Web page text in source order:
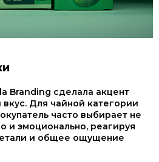
Branding сделала акцент
вкус. Для чайной категории
часто выбирает не
и эмоционально, реагируя
и общее ощущение